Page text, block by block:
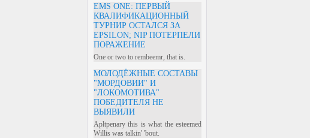
EMS ONE: ПЕРВЫЙ
КВАЛИФИКАЦИОННЫЙ
ТУРНИР ОСТАЛСЯ ЗА
EPSILON; NIP ПОТЕРПЕЛИ
ПОРАЖЕНИЕ
One or two to rembeemr, that is.
МОЛОДЁЖНЫЕ СОСТАВЫ
"МОРДОВИИ" И
"ЛОКОМОТИВА"
ПОБЕДИТЕЛЯ НЕ
ВЫЯВИЛИ
Apltpenary this is what the esteemed
Willis was talkin' 'bout.